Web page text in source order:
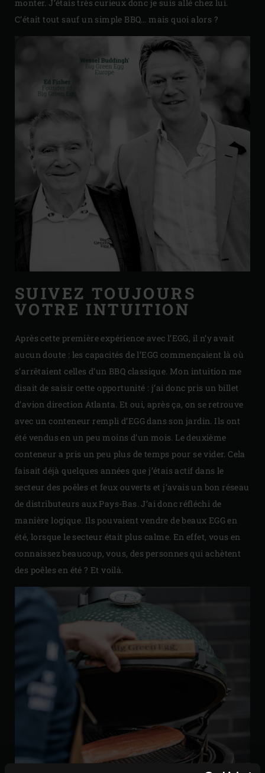
monter. J’étais très curieux donc je suis allé chez lui.
C’était tout sauf un simple BBQ… mais quoi alors ?
SUIVEZ TOUJOURS
VOTRE INTUITION
Après cette première expérience avec l’EGG, il n’y avait
aucun doute : les capacités de l’EGG commençaient là où
s’arrêtaient celles d’un BBQ classique. Mon intuition me
disait de saisir cette opportunité : j’ai donc pris un billet
d’avion direction Atlanta. Et oui, après ça, on se retrouve
avec un conteneur rempli d’EGG dans son jardin. Ils ont
été vendus en un peu moins d’un mois. Le deuxième
conteneur a pris un peu plus de temps pour se vider. Cela
faisait déjà quelques années que j’étais actif dans le
secteur des poêles et feux ouverts et j’avais un bon réseau
de distributeurs aux Pays-Bas. J’ai donc réfléchi de
manière logique. Ils pouvaient vendre de beaux EGG en
été, lorsque le secteur était plus calme. En effet, vous en
connaissez beaucoup, vous, des personnes qui achètent
des poêles en été ? Et voilà.